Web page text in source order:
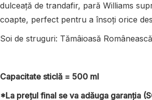
dulceață de trandafir, pară Williams
coapte, perfect pentru a însoți orice
Soi de struguri: Tămâioasă
Capacitate sticlă = 500 ml
*La prețul final se va adăuga garanția